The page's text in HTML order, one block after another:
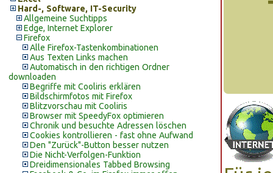
Hard-, Software, IT-Security
Allgemeine Suchtipps
Edge, Internet Explorer
Firefox
Alle Firefox-Tastenkombinationen
Aus Texten Links machen
Automatisch in den richtigen Ordner
downloaden
Begriffe mit Cooliris erklären
Bildschirmfotos mit Firefox
Blitzvorschau mit Cooliris
Browser mit SpeedyFox optimieren
Chronik und besuchte Adressen löschen
Cookies kontrollieren - fast ohne Aufwand
Den "Zurück"-Button besser nutzen
Die Nicht-Verfolgen-Funktion
Dreidimensionales Tabbed Browsing